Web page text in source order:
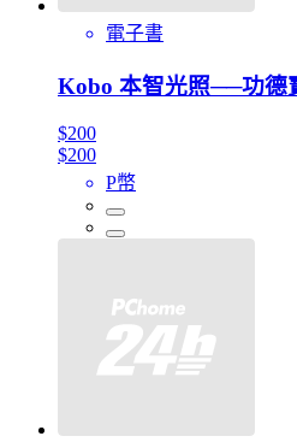
電子書
Kobo 本智光照──功
$200
$200
P幣